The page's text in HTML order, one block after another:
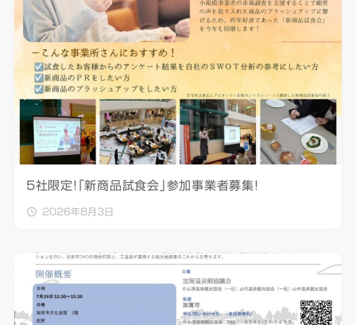
5社限定！「新商品試食会」参加事業者募集！
2026年8月3日